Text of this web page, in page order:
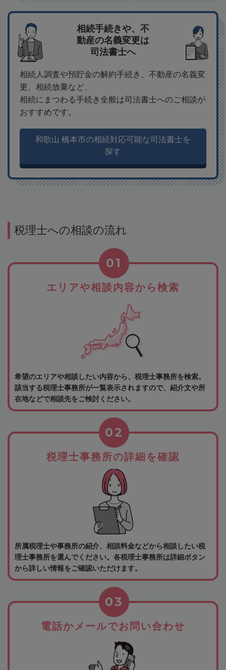
相続手続きや、不
動産の名義変更は
司法書士へ
相続人調査や預貯金の解約手続き、不動産の名義変
更、相続放棄など、
相続にまつわる手続き全般は司法書士へのご相談が
おすすめです。
和歌山 橋本市の相続対応可能な司法書士を
探す
税理士への相談の流れ
エリアや相談内容から検索
01
希望のエリアや相談したい内容から、税理士事務所を検索。
該当する税理士事務所が一覧表示されますので、紹介文や所
在地などで相談先をご検討ください。
税理士事務所の詳細を確認
02
所属税理士や事務所の紹介、相談料金などから相談したい税
理士事務所を選んでください。各税理士事務所は詳細ボタン
から詳しい情報をご確認いただけます。
電話かメールでお問い合わせ
03